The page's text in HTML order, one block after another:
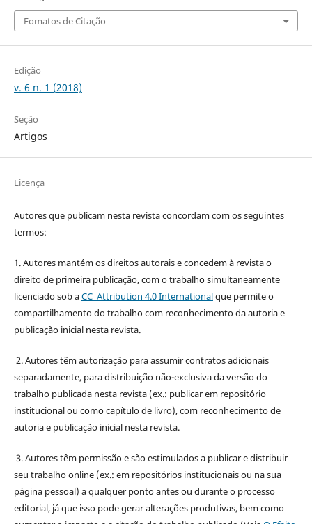
Fomatos de Citação
Edição
v. 6 n. 1 (2018)
Seção
Artigos
Licença
Autores que publicam nesta revista concordam com os seguintes
termos:
1. Autores mantém os direitos autorais e concedem à revista o
direito de primeira publicação, com o trabalho simultaneamente
licenciado sob aCC Attribution 4.0 Internationalque permite o
compartilhamento do trabalho com reconhecimento da autoria e
publicação inicial nesta revista.
2. Autores têm autorização para assumir contratos adicionais
separadamente, para distribuição não-exclusiva da versão do
trabalho publicada nesta revista (ex.: publicar em repositório
institucional ou como capítulo de livro), com reconhecimento de
autoria e publicação inicial nesta revista.
3. Autores têm permissão e são estimulados a publicar e distribuir
seu trabalho online (ex.: em repositórios institucionais ou na sua
página pessoal) a qualquer ponto antes ou durante o processo
editorial, já que isso pode gerar alterações produtivas, bem como